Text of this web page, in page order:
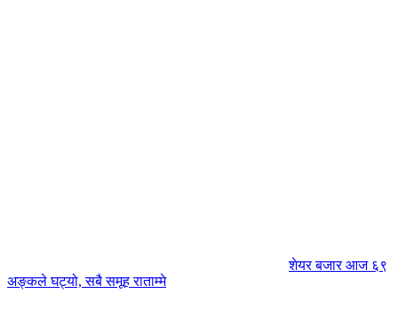
शेयर बजार आज ६९
अङ्कले घट्यो, सबै समूह राताम्मे